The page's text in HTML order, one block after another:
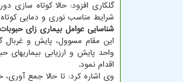
شرایط مناسب نوری و دمایی
شناسایی عوامل بیماری زای حبوبات
این مقام مسوول، پایش و غربال
اقدام نمود.